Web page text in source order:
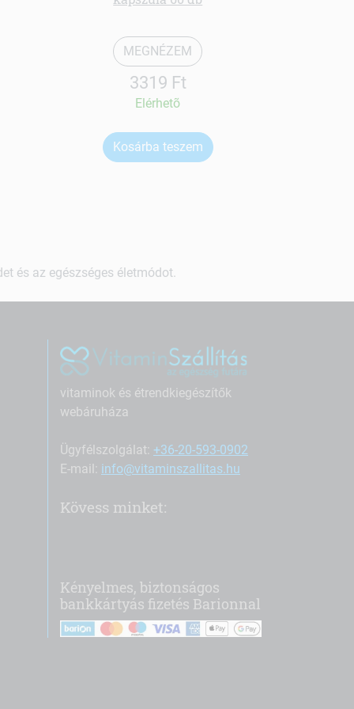
MEGNÉZEM
3319 Ft
Elérhetõ
Kosárba teszem
és az egészséges életmódot.
vitaminok és étrendkiegészítők
webáruháza
Ügyfélszolgálat: +36-20-593-0902
E-mail: info@vitaminszallitas.hu
Kövess minket:
Kényelmes, biztonságos
bankkártyás fizetés Barionnal